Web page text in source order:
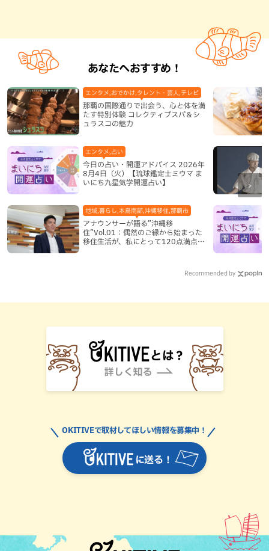
あなたへおすすめ！
那覇の国際通りで出会う、心と体を満
たす特別体験 コレクティブスパ＆シ
ュラスコの魅力
エンタメ,おでかけ,タレント・芸人,テレビ
今日の占い・開運アドバイス 2026年
8月4日（火）【琉球鑑定士ミウマ ま
いにち九星気学開運占い】
エンタメ,占い
アナウンサーが語る”沖縄移
住”Vol.01：偶然のご縁から始まった
移住生活が、私にとって120点満点に
地域,暮らし,本島南部,沖縄移住,那覇市
Recommended by
に送る！
OKITIVEで取材してほしい情報を募集中！